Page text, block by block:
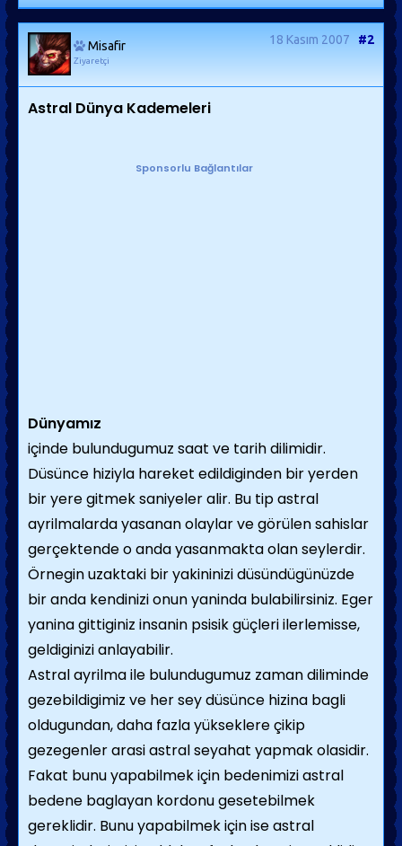
Misafir
Ziyaretçi
18 Kasım 2007 #2
Astral Dünya Kademeleri
Sponsorlu Bağlantılar
Dünyamız
içinde bulundugumuz saat ve tarih dilimidir.
Düsünce hiziyla hareket edildiginden bir yerden
bir yere gitmek saniyeler alir. Bu tip astral
ayrilmalarda yasanan olaylar ve görülen sahislar
gerçektende o anda yasanmakta olan seylerdir.
Örnegin uzaktaki bir yakininizi düsündügünüzde
bir anda kendinizi onun yaninda bulabilirsiniz. Eger
yanina gittiginiz insanin psisik güçleri ilerlemisse,
geldiginizi anlayabilir.
Astral ayrilma ile bulundugumuz zaman diliminde
gezebildigimiz ve her sey düsünce hizina bagli
oldugundan, daha fazla yükseklere çikip
gezegenler arasi astral seyahat yapmak olasidir.
Fakat bunu yapabilmek için bedenimizi astral
bedene baglayan kordonu gesetebilmek
gereklidir. Bunu yapabilmek için ise astral